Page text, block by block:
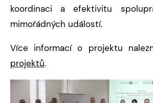
koordinaci a efektivitu
mimořádných událostí.
Více informací o projektu
projektů.